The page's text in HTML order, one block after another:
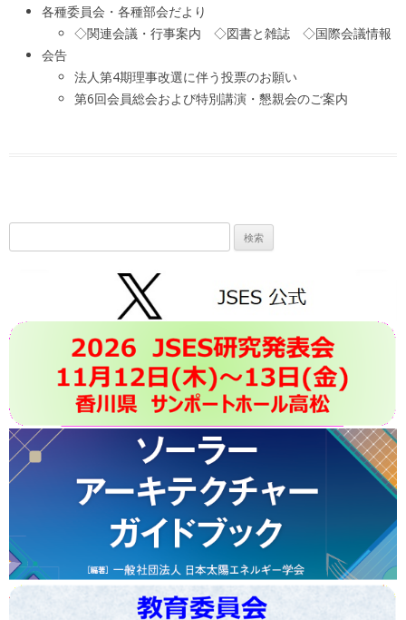
各種委員会・各種部会だより
◇関連会議・行事案内 ◇図書と雑誌 ◇国際会議情報
会告
法人第4期理事改選に伴う投票のお願い
第6回会員総会および特別講演・懇親会のご案内
索: